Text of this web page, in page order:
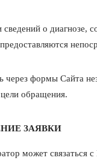
о диагнозе,
через формы Сайта
обращения.
ЗАЯВКИ
может связаться